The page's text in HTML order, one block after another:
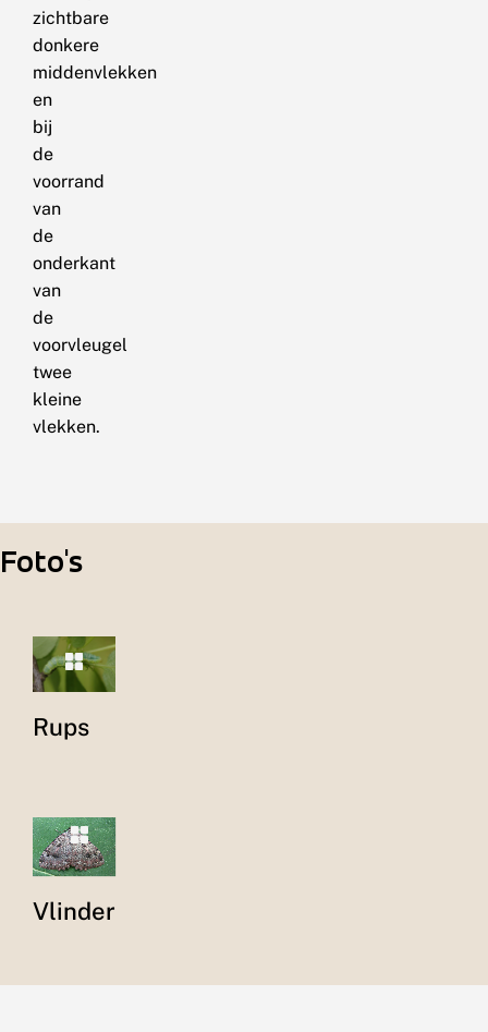
zichtbare
donkere
middenvlekken
en
bij
de
voorrand
van
de
onderkant
van
de
voorvleugel
twee
kleine
vlekken.
Foto's
Rups
Vlinder